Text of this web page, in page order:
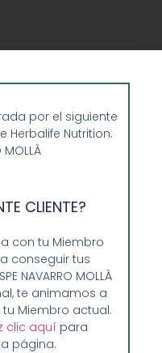
por el siguiente
Herbalife Nutrition:
MOLLÀ
CLIENTE?
con tu Miembro
conseguir tus
NAVARRO MOLLÀ
te animamos a
Miembro actual.
clic aquí para
página.